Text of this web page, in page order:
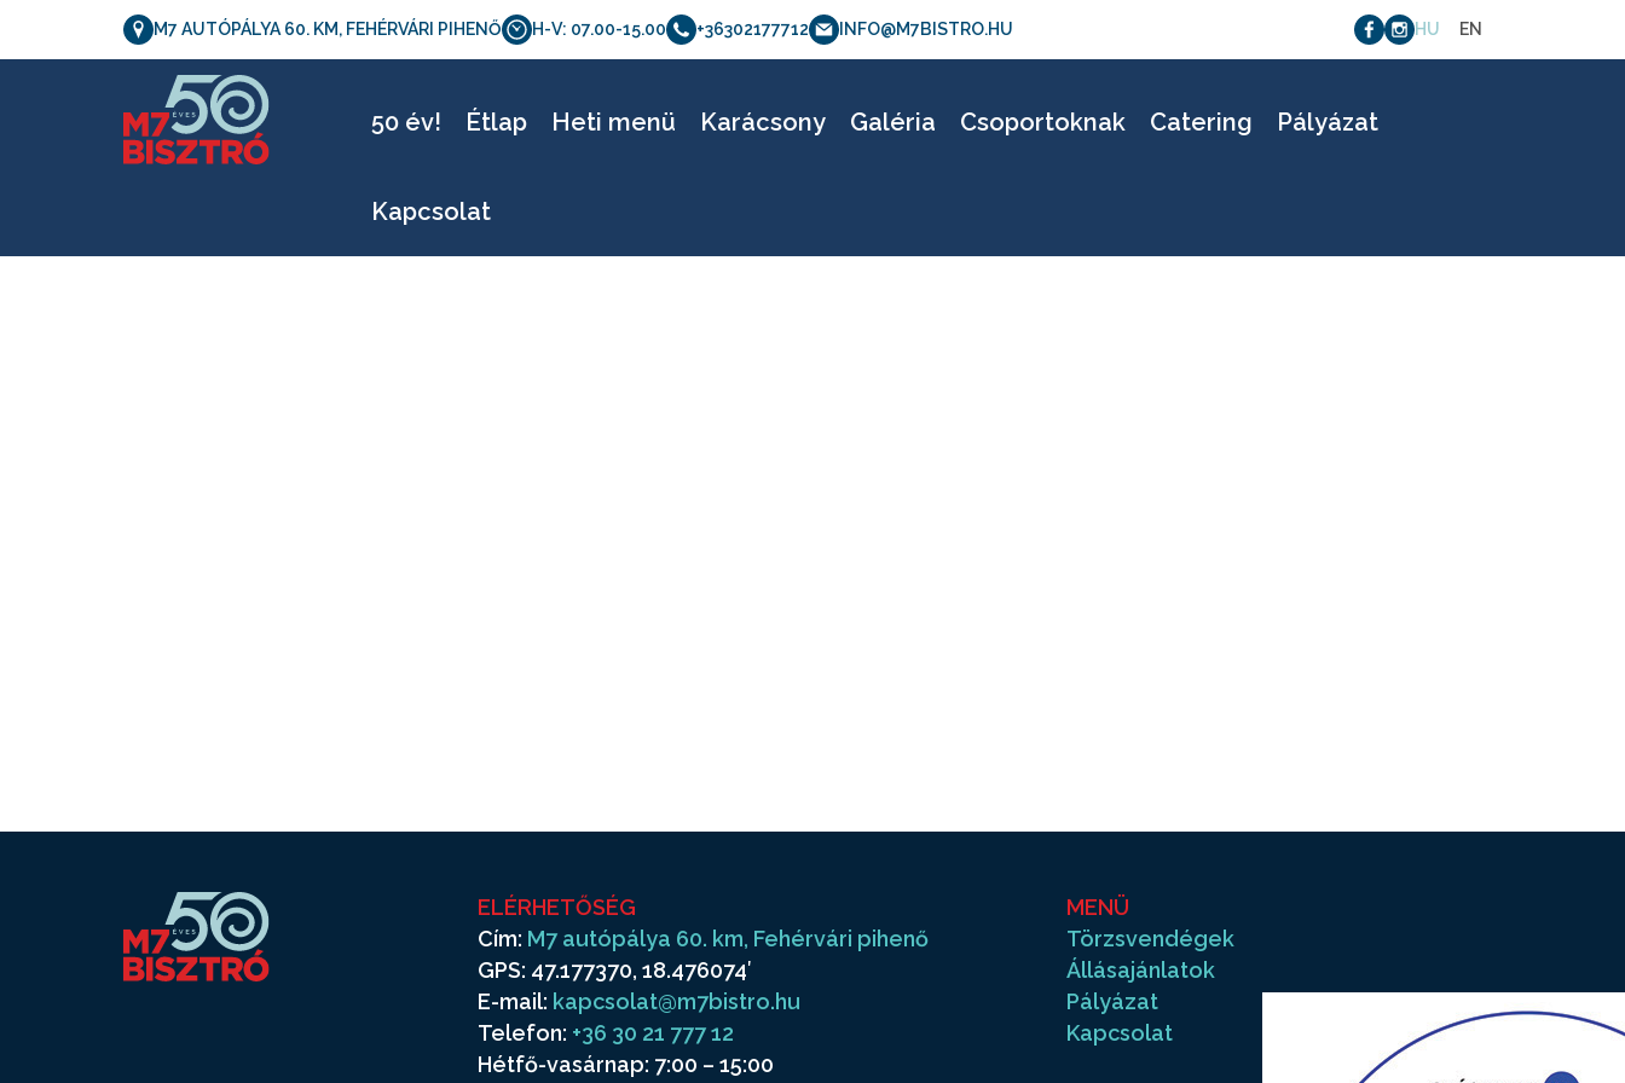
M7 AUTÓPÁLYA 60. KM, FEHÉRVÁRI PIHENŐ H-V: 07.00-15.00 +36302177712 INFO@M7BISTRO.HU HU EN
50 év! Étlap Heti menü Karácsony Galéria Csoportoknak Catering Pályázat
Kapcsolat
m7bistro_etlap_05.20-26
ELÉRHETŐSÉG
Cím: M7 autópálya 60. km, Fehérvári pihenő
GPS: 47.177370, 18.476074′
E-mail: kapcsolat@m7bistro.hu
Telefon: +36 30 21 777 12
Hétfő-vasárnap: 7:00 – 15:00
MENÜ
Törzsvendégek
Állásajánlatok
Pályázat
Kapcsolat